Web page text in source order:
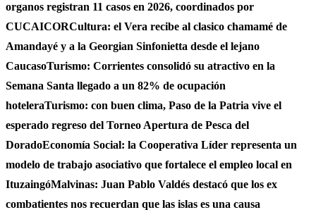
organos registran 11 casos en 2026, coordinados por
CUCAICORCultura: el Vera recibe al clasico chamamé de
Amandayé y a la Georgian Sinfonietta desde el lejano
CaucasoTurismo: Corrientes consolidó su atractivo en la
Semana Santa llegado a un 82% de ocupación
hoteleraTurismo: con buen clima, Paso de la Patria vive el
esperado regreso del Torneo Apertura de Pesca del
DoradoEconomía Social: la Cooperativa Líder representa un
modelo de trabajo asociativo que fortalece el empleo local en
ItuzaingóMalvinas: Juan Pablo Valdés destacó que los ex
combatientes nos recuerdan que las islas es una causa